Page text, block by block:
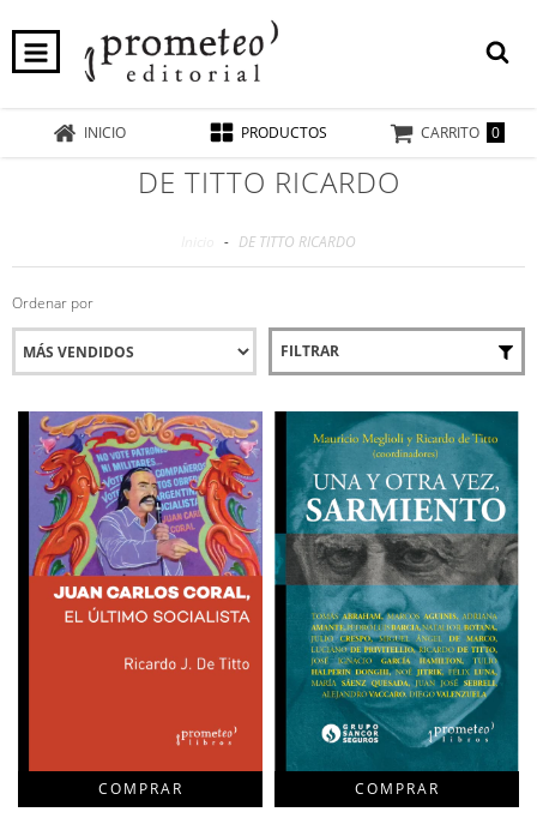
INICIO PRODUCTOS CARRITO 0
DE TITTO RICARDO
- DE TITTO RICARDO
Ordenar por
FILTRAR